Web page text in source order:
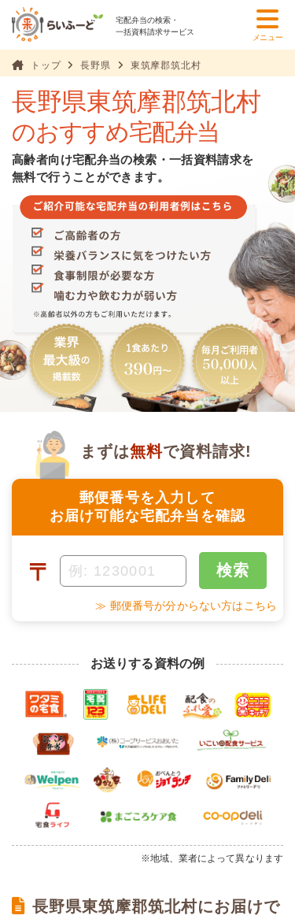
宅配弁当の検索・
一括資料請求サービス
メニュー
トップ 長野県 東筑摩郡筑北村
長野県東筑摩郡筑北村
のおすすめ宅配弁当
高齢者向け宅配弁当の検索・一括資料請求を
無料で行うことができます。
郵便番号を入力して
お届け可能な宅配弁当を確認
まずは無料で資料請求!
〒 検索
≫ 郵便番号が分からない方はこちら
お送りする資料の例
※地域、業者によって異なります
長野県東筑摩郡筑北村にお届けで